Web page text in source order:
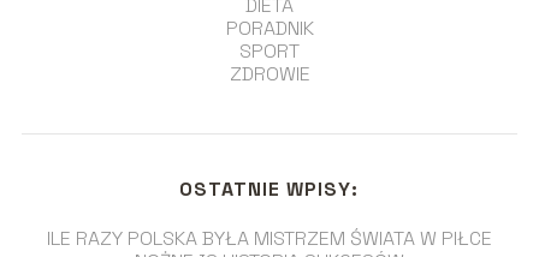
DIETA
PORADNIK
SPORT
ZDROWIE
OSTATNIE WPISY:
ILE RAZY POLSKA BYŁA MISTRZEM ŚWIATA W PIŁCE